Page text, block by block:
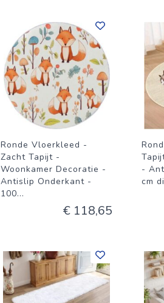
Ronde Vloerkleed -
Zacht Tapijt -
Woonkamer Decoratie -
Antislip Onderkant -
100...
€ 118,65
-
cm